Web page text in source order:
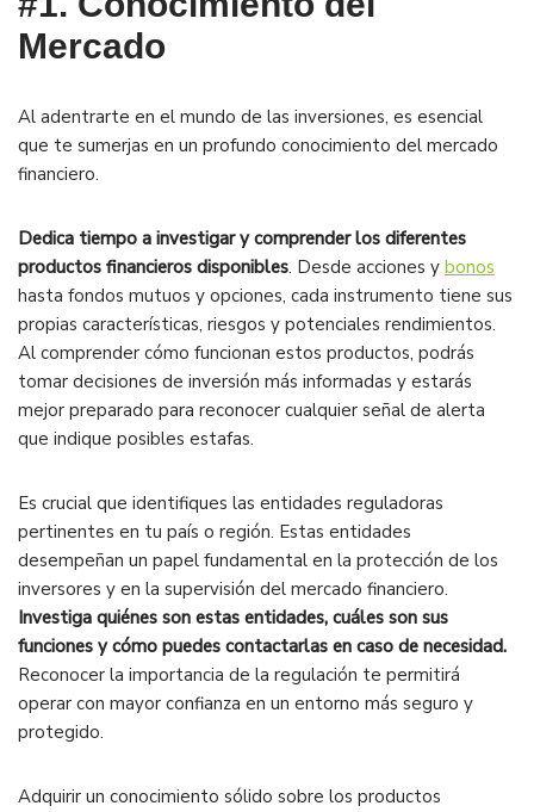
Mercado
Al adentrarte en el mundo de las inversiones, es esencial
que te sumerjas en un profundo conocimiento del mercado
financiero.
Dedica tiempo a investigar y comprender los diferentes
productos financieros disponibles. Desde acciones y bonos
hasta fondos mutuos y opciones, cada instrumento tiene sus
propias características, riesgos y potenciales rendimientos.
Al comprender cómo funcionan estos productos, podrás
tomar decisiones de inversión más informadas y estarás
mejor preparado para reconocer cualquier señal de alerta
que indique posibles estafas.
Es crucial que identifiques las entidades reguladoras
pertinentes en tu país o región. Estas entidades
desempeñan un papel fundamental en la protección de los
inversores y en la supervisión del mercado financiero.
Investiga quiénes son estas entidades, cuáles son sus
funciones y cómo puedes contactarlas en caso de necesidad.
Reconocer la importancia de la regulación te permitirá
operar con mayor confianza en un entorno más seguro y
protegido.
Adquirir un conocimiento sólido sobre los productos